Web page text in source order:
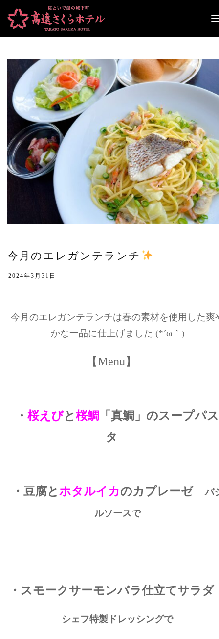
ナ
ゲ
り
今月のエレガンテランチ
今月のエレガンテランチは春の素材を使用した爽
かな一品に仕上げました (*´ω｀ )
【Menu】
・ 桜えびと桜鯛
「真鯛」のスープパス
タ
・豆腐とホタルイカのカプレーゼバ
ルソースで
・スモークサーモンバラ仕立てサラ
シェフ特製ドレッシングで